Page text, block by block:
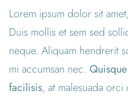
Lorem ipsum dolor sit
Duis mollis et sem sed
neque. Aliquam hendrerit
mi accumsan nec.
facilisis, at malesuada